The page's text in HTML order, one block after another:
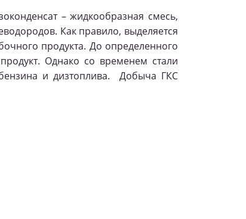
– жидкообразная смесь,
Как правило, выделяется
продукта. До определенного
Однако со временем стали
и дизтоплива. Добыча ГКС